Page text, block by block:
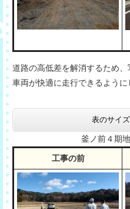
道路の高低差を解消するため、
車両が快適に走行できるように
表のサイ
釜ノ前４期
工事の前